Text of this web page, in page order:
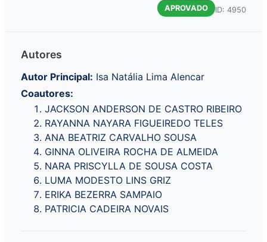
APROVADO ID: 4950
Autores
Autor Principal: Isa Natália Lima Alencar
Coautores:
JACKSON ANDERSON DE CASTRO RIBEIRO
RAYANNA NAYARA FIGUEIREDO TELES
ANA BEATRIZ CARVALHO SOUSA
GINNA OLIVEIRA ROCHA DE ALMEIDA
NARA PRISCYLLA DE SOUSA COSTA
LUMA MODESTO LINS GRIZ
ERIKA BEZERRA SAMPAIO
PATRICIA CADEIRA NOVAIS